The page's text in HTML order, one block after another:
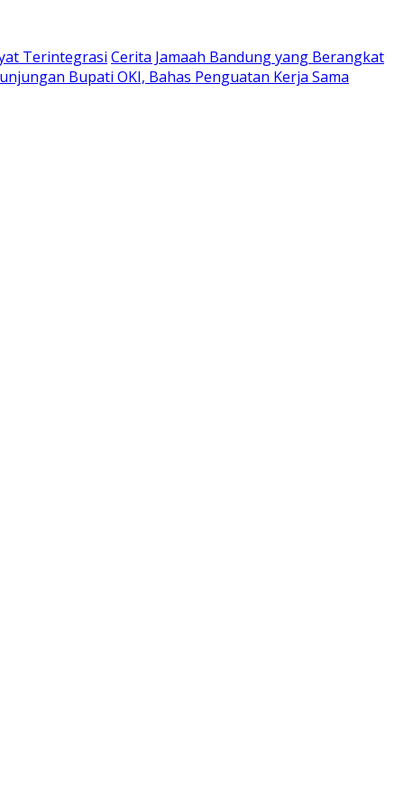
Terintegrasi Cerita Jamaah Bandung yang Berangkat
Bupati OKI, Bahas Penguatan Kerja Sama